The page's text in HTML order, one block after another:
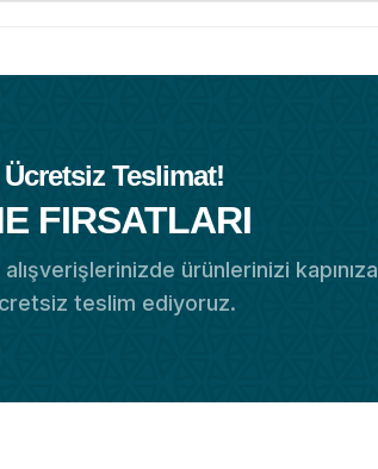
Teslimat!
FIRSATLARI
ürünlerinizi kapınıza
teslim ediyoruz.